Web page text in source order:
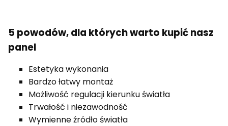
5 powodów, dla których warto kupić nasz
panel
Estetyka wykonania
Bardzo łatwy montaż
Możliwość regulacji kierunku światła
Trwałość i niezawodność
Wymienne źródło światła